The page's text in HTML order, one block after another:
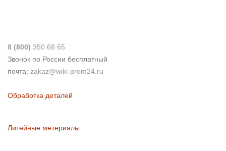
8 (800) 350 68 65
Звонок по России бесплатный
почта: zakaz@wiki-prom24.ru
Обработка деталей
Литейные метериалы